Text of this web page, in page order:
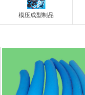
模压成型制品